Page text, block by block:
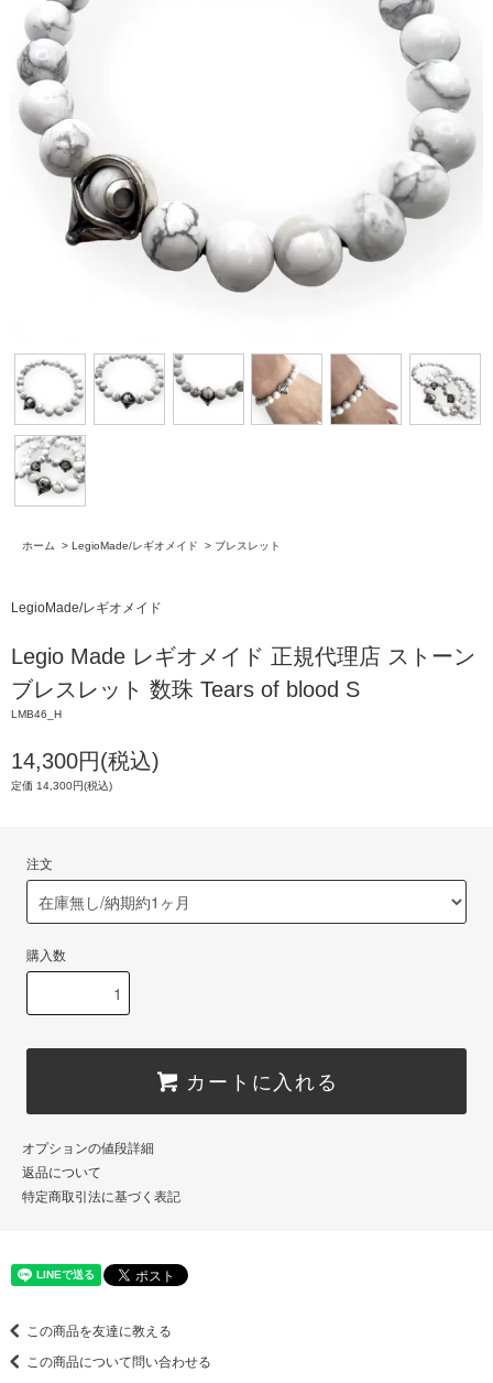
ホーム > LegioMade/レギオメイド > ブレスレット
LegioMade/レギオメイド
Legio Made レギオメイド 正規代理店 ストーン
ブレスレット 数珠 Tears of blood S
LMB46_H
14,300円(税込)
定価 14,300円(税込)
注文
購入数
カートに入れる
オプションの値段詳細
返品について
特定商取引法に基づく表記
この商品を友達に教える
この商品について問い合わせる